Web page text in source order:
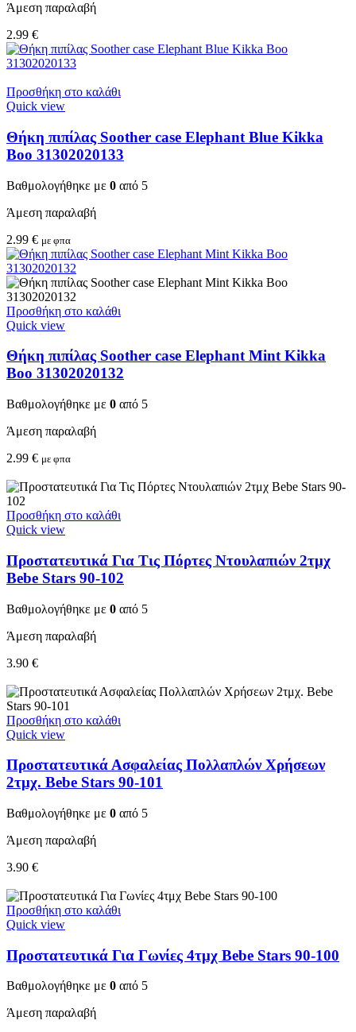
Άμεση παραλαβή
2.99 €
Προσθήκη στο καλάθι
Quick view
Θήκη πιπίλας Soother case Elephant Blue Kikka
Boo 31302020133
Βαθμολογήθηκε με 0 από 5
Άμεση παραλαβή
2.99 € με φπα
Προσθήκη στο καλάθι
Quick view
Θήκη πιπίλας Soother case Elephant Mint Kikka
Boo 31302020132
Βαθμολογήθηκε με 0 από 5
Άμεση παραλαβή
2.99 € με φπα
Προσθήκη στο καλάθι
Quick view
Προστατευτικά Για Τις Πόρτες Ντουλαπιών 2τμχ
Bebe Stars 90-102
Βαθμολογήθηκε με 0 από 5
Άμεση παραλαβή
3.90 €
Προσθήκη στο καλάθι
Quick view
Προστατευτικά Ασφαλείας Πολλαπλών Χρήσεων
2τμχ. Bebe Stars 90-101
Βαθμολογήθηκε με 0 από 5
Άμεση παραλαβή
3.90 €
Προσθήκη στο καλάθι
Quick view
Προστατευτικά Για Γωνίες 4τμχ Bebe Stars 90-100
Βαθμολογήθηκε με 0 από 5
Άμεση παραλαβή